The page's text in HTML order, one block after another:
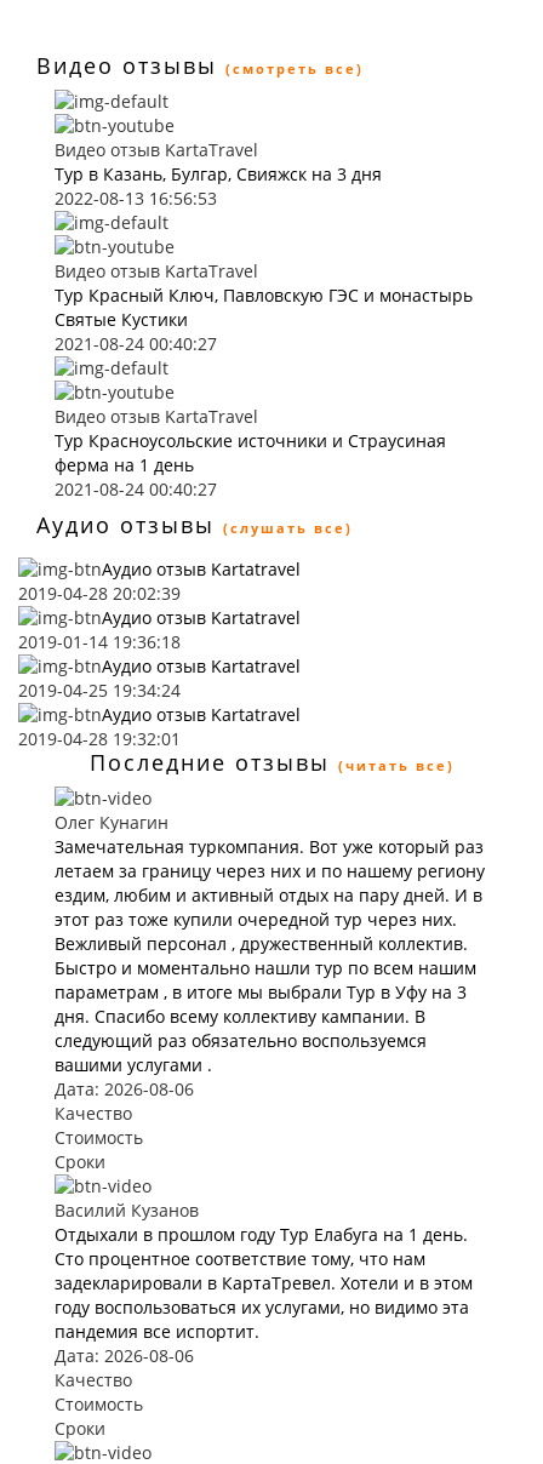
Видео отзывы (смотреть все)
Видео отзыв KartaTravel
Тур в Казань, Булгар, Свияжск на 3 дня
2022-08-13 16:56:53
Видео отзыв KartaTravel
Тур Красный Ключ, Павловскую ГЭС и монастырь
Святые Кустики
2021-08-24 00:40:27
Видео отзыв KartaTravel
Тур Красноусольские источники и Страусиная
ферма на 1 день
2021-08-24 00:40:27
Аудио отзывы (слушать все)
Аудио отзыв Kartatravel
2019-04-28 20:02:39
Аудио отзыв Kartatravel
2019-01-14 19:36:18
Аудио отзыв Kartatravel
2019-04-25 19:34:24
Аудио отзыв Kartatravel
2019-04-28 19:32:01
Последние отзывы (читать все)
Олег Кунагин
Замечательная туркомпания. Вот уже который раз
летаем за границу через них и по нашему региону
ездим, любим и активный отдых на пару дней. И в
этот раз тоже купили очередной тур через них.
Вежливый персонал , дружественный коллектив.
Быстро и моментально нашли тур по всем нашим
параметрам , в итоге мы выбрали Тур в Уфу на 3
дня. Спасибо всему коллективу кампании. В
следующий раз обязательно воспользуемся
вашими услугами .
Дата: 2026-08-06
Качество
Стоимость
Сроки
Василий Кузанов
Отдыхали в прошлом году Тур Елабуга на 1 день.
Сто процентное соответствие тому, что нам
задекларировали в КартаТревел. Хотели и в этом
году воспользоваться их услугами, но видимо эта
пандемия все испортит.
Дата: 2026-08-06
Качество
Стоимость
Сроки